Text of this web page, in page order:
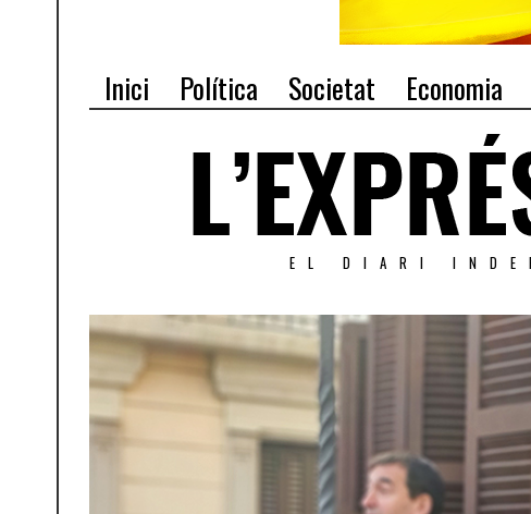
Inici Política Societat Economia
EL DIARI